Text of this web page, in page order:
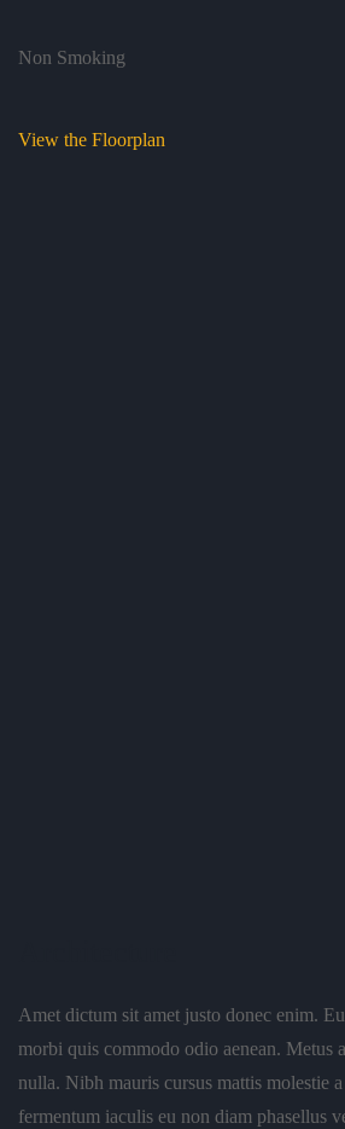
Non Smoking
View the Floorplan
Amet dictum sit amet justo donec enim.
morbi quis commodo odio aenean. Metus
nulla. Nibh mauris cursus mattis molestie
fermentum iaculis eu non diam phasellus